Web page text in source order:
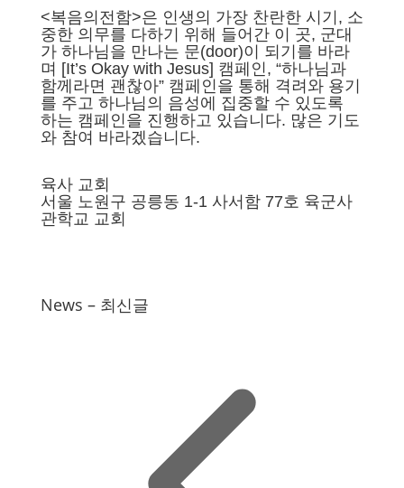
<복음의전함>은 인생의 가장 찬란한 시기, 소
중한 의무를 다하기 위해 들어간 이 곳, 군대
가 하나님을 만나는 문(door)이 되기를 바라
며 [It’s Okay with Jesus] 캠페인, “하나님과
함께라면 괜찮아” 캠페인을 통해 격려와 용기
를 주고 하나님의 음성에 집중할 수 있도록
하는 캠페인을 진행하고 있습니다. 많은 기도
와 참여 바라겠습니다.
육사 교회
서울 노원구 공릉동 1-1 사서함 77호 육군사
관학교 교회
News – 최신글